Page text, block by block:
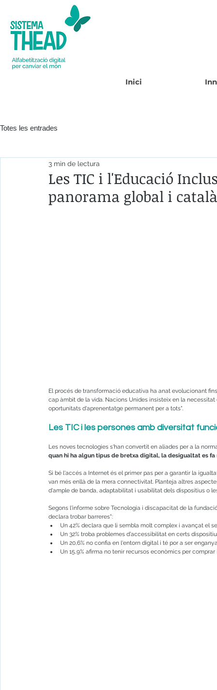
Inici
Totes les entrades
Les TIC i l'Educació
panorama global i català
3 min de lectura
El procés de transformació educativa ha anat evolucionant
cap àmbit de la vida. Nacions Unides insisteix en la
oportunitats d'aprenentatge permanent per a tots".
Les TIC i les persones amb diversitat
Les noves tecnologies s'han convertit en aliades per a la
quan hi ha algun tipus de bretxa digital, la desigualtat es fa
Si bé l'accés a Internet és el primer pas per a garantir la
van més enllà de la mera connectivitat. Planteja altres
d'ample de banda, adaptabilitat i usabilitat dels dispositius o
Segons l'informe sobre Tecnologia i discapacitat de la
declara trobar barreres":
Un 42% declara que li sembla molt complex i avançat el
Un 32% troba problemes d'accessibilitat en certs
Un 20,6% no confia en l'entorn digital i té por a ser
Un 15,9% afirma no tenir recursos econòmics per